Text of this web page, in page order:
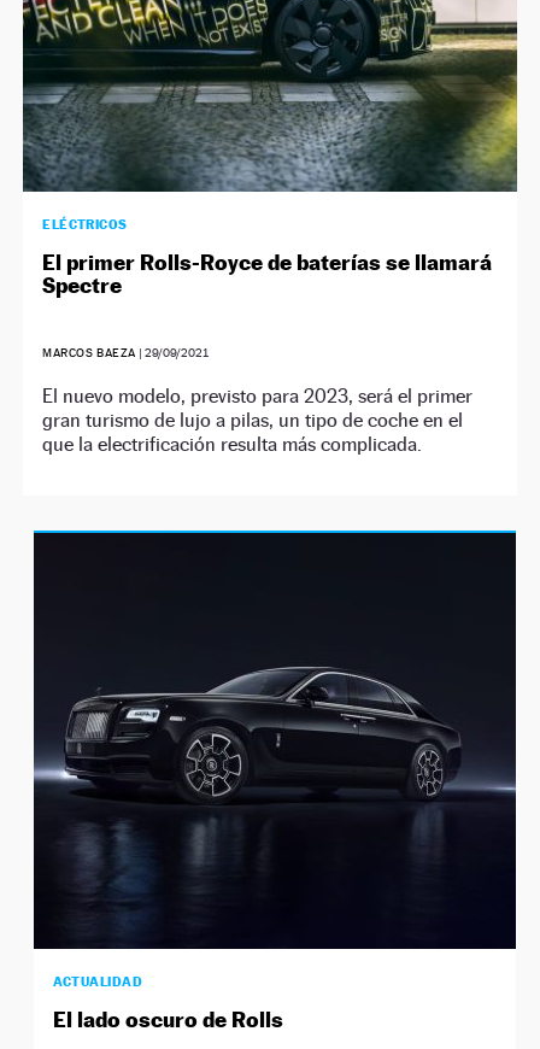
ELÉCTRICOS
El primer Rolls-Royce de baterías se llamará
Spectre
MARCOS BAEZA |29/09/2021
El nuevo modelo, previsto para 2023, será el primer
gran turismo de lujo a pilas, un tipo de coche en el
que la electrificación resulta más complicada.
ACTUALIDAD
El lado oscuro de Rolls